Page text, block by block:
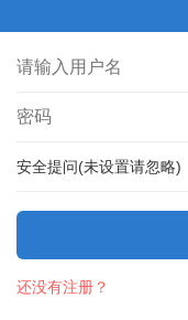
安全提问(未设置请忽略)
还没有注册？